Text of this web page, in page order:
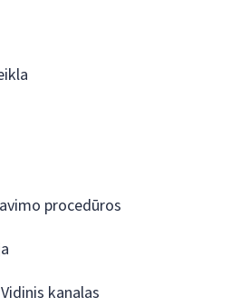
procedūros
kanalas